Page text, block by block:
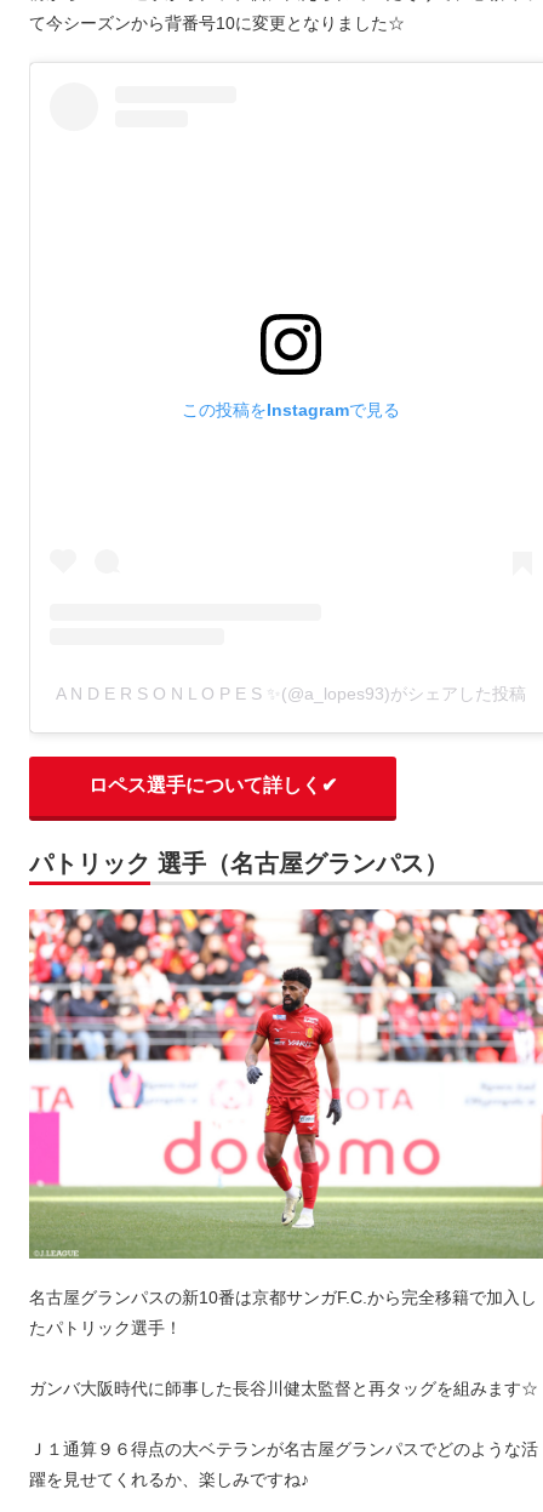
て今シーズンから背番号10に変更となりました☆
この投稿をInstagramで見る
A N D E R S O N L O P E S ✨(@a_lopes93)がシェアした投稿
ロペス選手について詳しく✔
パトリック 選手（名古屋グランパス）
名古屋グランパスの新10番は京都サンガF.C.から完全移籍で加入し
たパトリック選手！
ガンバ大阪時代に師事した長谷川健太監督と再タッグを組みます☆
Ｊ１通算９６得点の大ベテランが名古屋グランパスでどのような活
躍を見せてくれるか、楽しみですね♪